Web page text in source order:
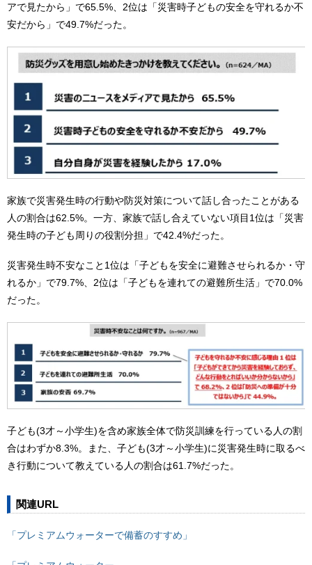
アで見たから」で65.5%、2位は「災害時子どもの安全を守れるか不
安だから」で49.7%だった。
家族で災害発生時の行動や防災対策について話し合ったことがある
人の割合は62.5%。一方、家族で話し合えていない項目1位は「災害
発生時の子ども周りの役割分担」で42.4%だった。
災害発生時不安なこと1位は「子どもを安全に避難させられるか・守
れるか」で79.7%、2位は「子どもを連れての避難所生活」で70.0%
だった。
子ども(3才～小学生)を含め家族全体で防災訓練を行っている人の割
合はわずか8.3%。また、子ども(3才～小学生)に災害発生時に取るべ
き行動について教えている人の割合は61.7%だった。
関連URL
「プレミアムウォーターで備蓄のすすめ」